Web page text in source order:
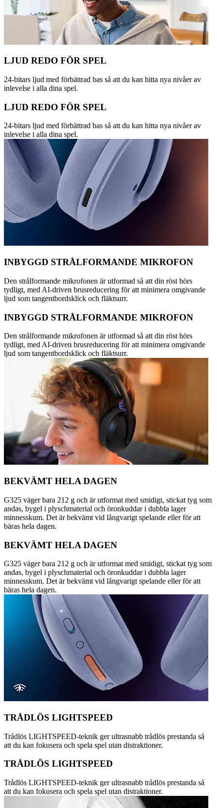
LJUD REDO FÖR SPEL
24-bitars ljud med förbättrad bas så att du kan hitta nya nivåer av
inlevelse i alla dina spel.
LJUD REDO FÖR SPEL
24-bitars ljud med förbättrad bas så att du kan hitta nya nivåer av
inlevelse i alla dina spel.
INBYGGD STRÅLFORMANDE MIKROFON
Den strålformande mikrofonen är utformad så att din röst hörs
tydligt, med AI-driven brusreducering för att minimera omgivande
ljud som tangentbordsklick och fläktsurr.
INBYGGD STRÅLFORMANDE MIKROFON
Den strålformande mikrofonen är utformad så att din röst hörs
tydligt, med AI-driven brusreducering för att minimera omgivande
ljud som tangentbordsklick och fläktsurr.
BEKVÄMT HELA DAGEN
G325 väger bara 212 g och är utformat med smidigt, stickat tyg som
andas, bygel i plyschmaterial och öronkuddar i dubbla lager
minnesskum. Det är bekvämt vid långvarigt spelande eller för att
bäras hela dagen.
BEKVÄMT HELA DAGEN
G325 väger bara 212 g och är utformat med smidigt, stickat tyg som
andas, bygel i plyschmaterial och öronkuddar i dubbla lager
minnesskum. Det är bekvämt vid långvarigt spelande eller för att
bäras hela dagen.
TRÅDLÖS LIGHTSPEED
Trådlös LIGHTSPEED-teknik ger ultrasnabb trådlös prestanda så
att du kan fokusera och spela spel utan distraktioner.
TRÅDLÖS LIGHTSPEED
Trådlös LIGHTSPEED-teknik ger ultrasnabb trådlös prestanda så
att du kan fokusera och spela spel utan distraktioner.